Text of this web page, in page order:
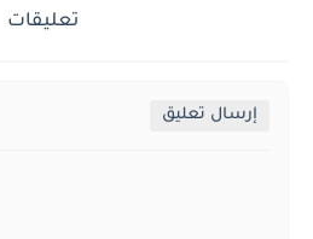
تعليقات
إرسال تعليق